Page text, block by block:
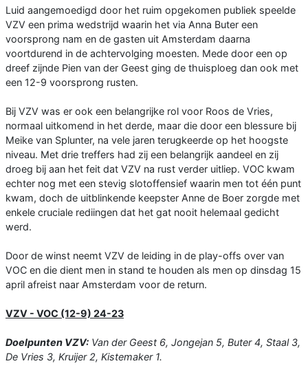
Luid aangemoedigd door het ruim opgekomen publiek speelde
VZV een prima wedstrijd waarin het via Anna Buter een
voorsprong nam en de gasten uit Amsterdam daarna
voortdurend in de achtervolging moesten. Mede door een op
dreef zijnde Pien van der Geest ging de thuisploeg dan ook met
een 12-9 voorsprong rusten.
Bij VZV was er ook een belangrijke rol voor Roos de Vries,
normaal uitkomend in het derde, maar die door een blessure bij
Meike van Splunter, na vele jaren terugkeerde op het hoogste
niveau. Met drie treffers had zij een belangrijk aandeel en zij
droeg bij aan het feit dat VZV na rust verder uitliep. VOC kwam
echter nog met een stevig slotoffensief waarin men tot één punt
kwam, doch de uitblinkende keepster Anne de Boer zorgde met
enkele cruciale rediingen dat het gat nooit helemaal gedicht
werd.
Door de winst neemt VZV de leiding in de play-offs over van
VOC en die dient men in stand te houden als men op dinsdag 15
april afreist naar Amsterdam voor de return.
VZV - VOC (12-9) 24-23
Doelpunten VZV: Van der Geest 6, Jongejan 5, Buter 4, Staal 3,
De Vries 3, Kruijer 2, Kistemaker 1.